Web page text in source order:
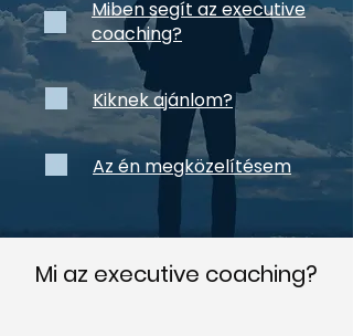
Miben segít az executive
coaching?
Kiknek ajánlom?
Az én megközelítésem
Mi az executive coaching?